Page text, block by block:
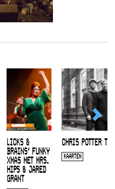
LICKS &
BRAINS’ FUNKY
XMAS MET MRS.
HIPS & JARED
GRANT
CHRIS POTTER
KAARTEN